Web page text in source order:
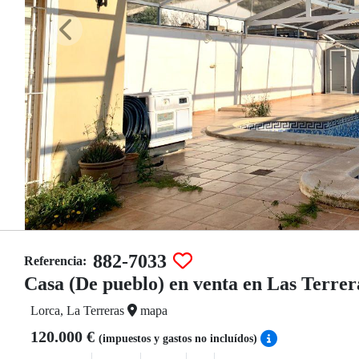
Referencia: 882-7033
Casa (De pueblo) en venta en Las
Lorca, La Terreras mapa
120.000 € (impuestos y gastos no incluídos)